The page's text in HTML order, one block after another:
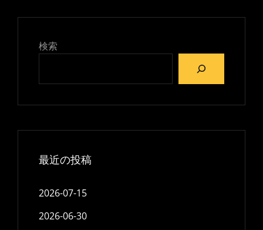
シ
稿
検索
最近の投稿
2026-07-15
2026-06-30